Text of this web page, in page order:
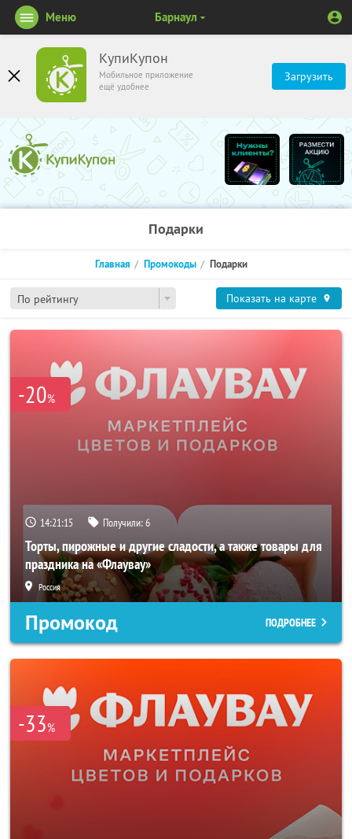
КупиКупон
Мобильное приложение
ещё удобнее
Загрузить
Меню Барнаул
Подарки
По рейтингу
Главная Промокоды Подарки
Показать на карте
-20%
14:21:14 Получили:6
Торты, пирожные и другие сладости, а также товары для
праздника на «Флаувау»
Россия
Промокод ПОДРОБНЕЕ
-33%